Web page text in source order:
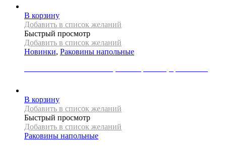
В корзину
Добавить в список желаний
Быстрый просмотр
Добавить в список желаний
Новинки, Раковины напольные
В корзину
Добавить в список желаний
Быстрый просмотр
Добавить в список желаний
Раковины напольные